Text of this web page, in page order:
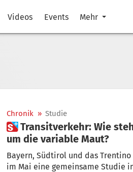
Videos Events Mehr
Chronik » Studie
 Transitverkehr: Wie steht es
um die variable Maut?
Bayern, Südtirol und das Trentino
im Mai eine gemeinsame Studie